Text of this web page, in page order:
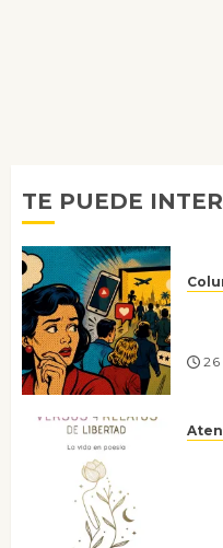
TE PUEDE
26